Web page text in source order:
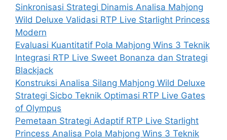
Sinkronisasi Strategi Dinamis Analisa Mahjong
Wild Deluxe Validasi RTP Live Starlight Princess
Modern
Evaluasi Kuantitatif Pola Mahjong Wins 3 Teknik
Integrasi RTP Live Sweet Bonanza dan Strategi
Blackjack
Konstruksi Analisa Silang Mahjong Wild Deluxe
Strategi Sicbo Teknik Optimasi RTP Live Gates
of Olympus
Pemetaan Strategi Adaptif RTP Live Starlight
Princess Analisa Pola Mahjong Wins 3 Teknik